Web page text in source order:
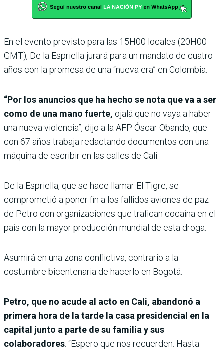
En el evento previsto para las 15H00 locales (20H00
GMT), De la Espriella jurará para un mandato de cuatro
años con la promesa de una “nueva era” en Colombia.
“Por los anuncios que ha hecho se nota que va a ser
como de una mano fuerte, ojalá que no vaya a haber
una nueva violencia”, dijo a la AFP Óscar Obando, que
con 67 años trabaja redactando documentos con una
máquina de escribir en las calles de Cali.
De la Espriella, que se hace llamar El Tigre, se
comprometió a poner fin a los fallidos aviones de paz
de Petro con organizaciones que trafican cocaína en el
país con la mayor producción mundial de esta droga.
Asumirá en una zona conflictiva, contrario a la
costumbre bicentenaria de hacerlo en Bogotá.
Petro, que no acude al acto en Cali, abandonó a
primera hora de la tarde la casa presidencial en la
capital junto a parte de su familia y sus
colaboradores . “Espero que nos recuerden. Hasta